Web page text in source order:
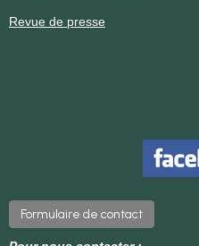
Revue de presse
Formulaire de contact